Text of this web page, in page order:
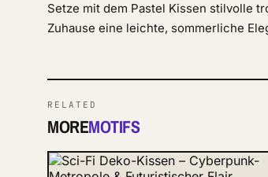
Setze mit dem Pastel Kissen stilvolle
Zuhause eine leichte, sommerliche
RELATED
MOREMOTIFS